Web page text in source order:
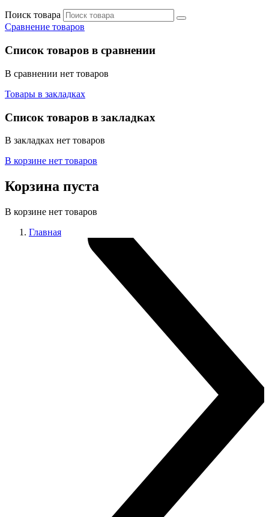
Поиск товара
Сравнение товаров
Список товаров в сравнении
В сравнении нет товаров
Товары в закладках
Список товаров в закладках
В закладках нет товаров
В корзине нет товаров
Корзина пуста
В корзине нет товаров
Главная